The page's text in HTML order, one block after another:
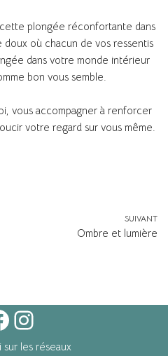
plongée réconfortante dans
doux où chacun de vos ressentis
dans votre monde intérieur
bon vous semble.
vous accompagner à renforcer
votre regard sur vous même.
SUIVANT
Ombre et lumière
sur les réseaux